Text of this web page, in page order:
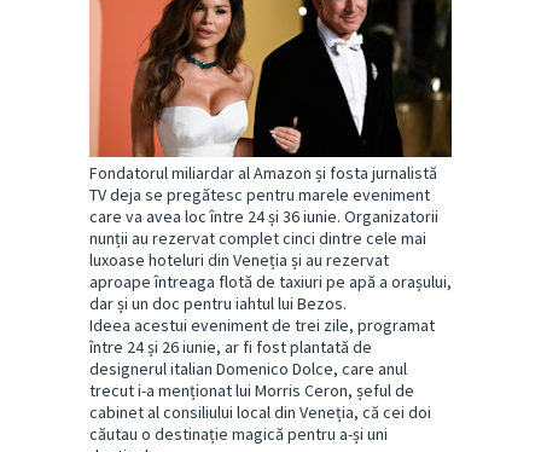
Fondatorul miliardar al Amazon și fosta jurnalistă
TV deja se pregătesc pentru marele eveniment
care va avea loc între 24 și 36 iunie. Organizatorii
nunții au rezervat complet cinci dintre cele mai
luxoase hoteluri din Veneția și au rezervat
aproape întreaga flotă de taxiuri pe apă a orașului,
dar și un doc pentru iahtul lui Bezos.
Ideea acestui eveniment de trei zile, programat
între 24 și 26 iunie, ar fi fost plantată de
designerul italian Domenico Dolce, care anul
trecut i-a menționat lui Morris Ceron, șeful de
cabinet al consiliului local din Veneția, că cei doi
căutau o destinație magică pentru a-și uni